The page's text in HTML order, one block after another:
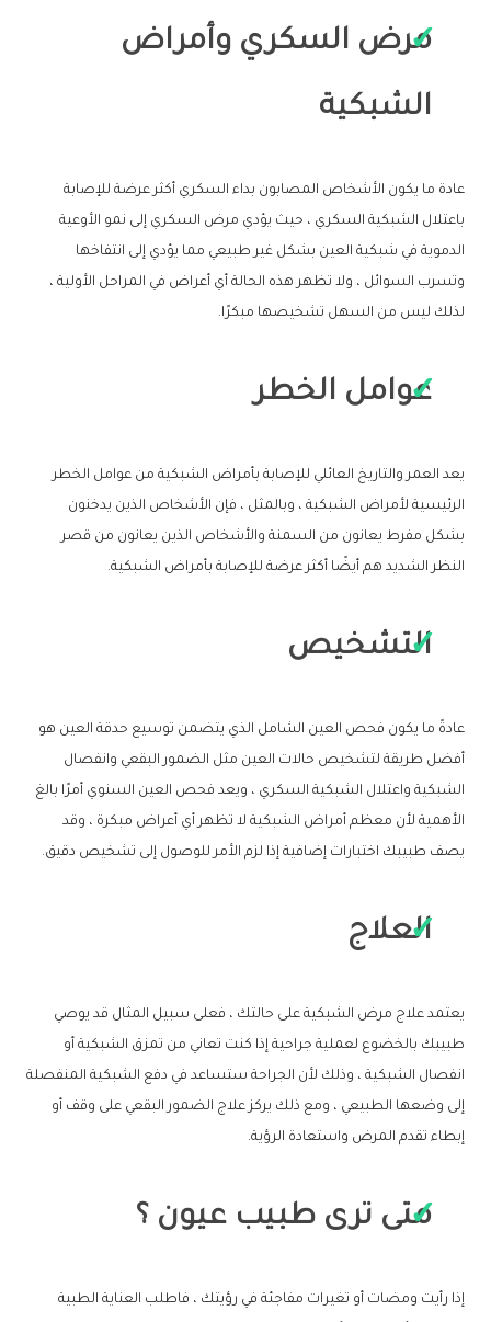
مرض السكري وأمراض
الشبكية
عادة ما يكون الأشخاص المصابون بداء السكري أكثر عرضة للإصابة
باعتلال الشبكية السكري ، حيث يؤدي مرض السكري إلى نمو الأوعية
الدموية في شبكية العين بشكل غير طبيعي مما يؤدي إلى انتفاخها
وتسرب السوائل ، ولا تظهر هذه الحالة أي أعراض في المراحل الأولية ،
لذلك ليس من السهل تشخيصها مبكرًا.
عوامل الخطر
يعد العمر والتاريخ العائلي للإصابة بأمراض الشبكية من عوامل الخطر
الرئيسية لأمراض الشبكية ، وبالمثل ، فإن الأشخاص الذين يدخنون
بشكل مفرط يعانون من السمنة والأشخاص الذين يعانون من قصر
النظر الشديد هم أيضًا أكثر عرضة للإصابة بأمراض الشبكية.
التشخيص
عادةً ما يكون فحص العين الشامل الذي يتضمن توسيع حدقة العين هو
أفضل طريقة لتشخيص حالات العين مثل الضمور البقعي وانفصال
الشبكية واعتلال الشبكية السكري ، ويعد فحص العين السنوي أمرًا بالغ
الأهمية لأن معظم أمراض الشبكية لا تظهر أي أعراض مبكرة ، وقد
يصف طبيبك اختبارات إضافية إذا لزم الأمر للوصول إلى تشخيص دقيق.
العلاج
يعتمد علاج مرض الشبكية على حالتك ، فعلى سبيل المثال قد يوصي
طبيبك بالخضوع لعملية جراحية إذا كنت تعاني من تمزق الشبكية أو
انفصال الشبكية ، وذلك لأن الجراحة ستساعد في دفع الشبكية المنفصلة
إلى وضعها الطبيعي ، ومع ذلك يركز علاج الضمور البقعي على وقف أو
إبطاء تقدم المرض واستعادة الرؤية.
متى ترى طبيب عيون ؟
إذا رأيت ومضات أو تغيرات مفاجئة في رؤيتك ، فاطلب العناية الطبية